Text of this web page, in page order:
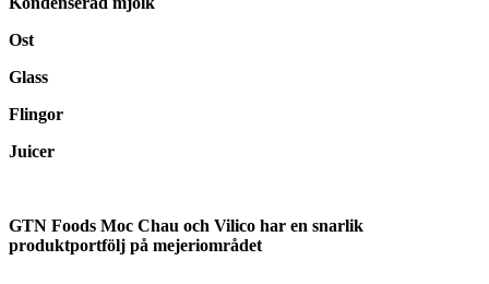
Ost
Glass
Flingor
Juicer
GTN Foods Moc Chau och Vilico har en snarlik
produktportfölj på mejeriområdet